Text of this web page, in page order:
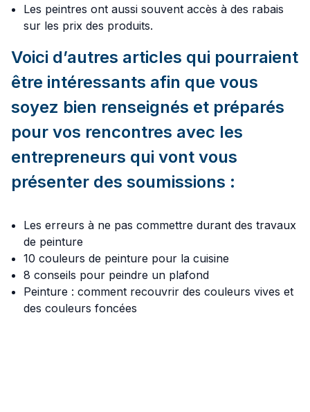
Les peintres ont aussi souvent accès à des rabais
sur les prix des produits.
Voici d’autres articles qui pourraient
être intéressants afin que vous
soyez bien renseignés et préparés
pour vos rencontres avec les
entrepreneurs qui vont vous
présenter des soumissions :
Les erreurs à ne pas commettre durant des travaux
de peinture
10 couleurs de peinture pour la cuisine
8 conseils pour peindre un plafond
Peinture : comment recouvrir des couleurs vives et
des couleurs foncées